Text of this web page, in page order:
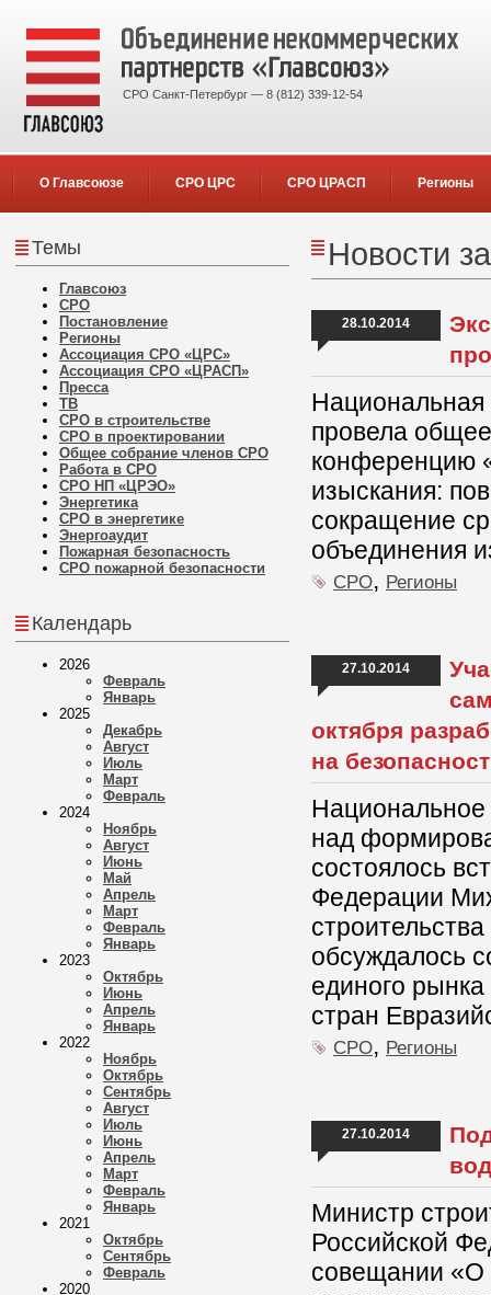
СРО Санкт-Петербург — 8 (812) 339-12-54
О Главсоюзе СРО ЦРС СРО ЦРАСП Регионы
Темы
Главсоюз
СРО
Постановление
Регионы
Ассоциация СРО «ЦРС»
Ассоциация СРО «ЦРАСП»
Пресса
ТВ
СРО в строительстве
СРО в проектировании
Общее собрание членов СРО
Работа в СРО
СРО НП «ЦРЭО»
Энергетика
СРО в энергетике
Энергоаудит
Пожарная безопасность
СРО пожарной безопасности
Календарь
2026
Февраль
Январь
2025
Декабрь
Август
Июль
Март
Февраль
2024
Ноябрь
Август
Июнь
Май
Апрель
Март
Февраль
Январь
2023
Октябрь
Июнь
Апрель
Январь
2022
Ноябрь
Октябрь
Сентябрь
Август
Июль
Июнь
Апрель
Март
Февраль
Январь
2021
Октябрь
Сентябрь
Февраль
2020
Новости
28.10.2014
Национальная
провела
конференцию
изыскания:
сокращение
объединения
СРО, Регионы
27.10.2014
октября
на
Национальное
над
состоялось
Федерации
обсуждалось
единого рынка
стран
СРО, Регионы
27.10.2014
Министр
Российской
совещании «О